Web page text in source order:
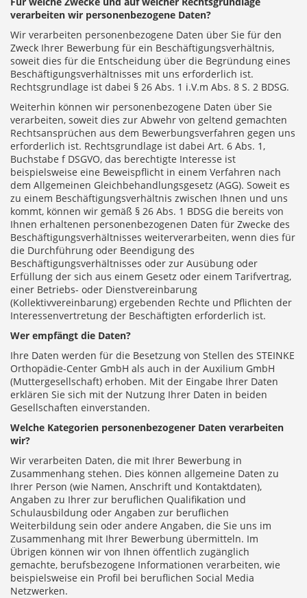
verarbeiten wir personenbezogene Daten?
Wir verarbeiten personenbezogene Daten über Sie für den
Zweck Ihrer Bewerbung für ein Beschäftigungsverhältnis,
soweit dies für die Entscheidung über die Begründung eines
Beschäftigungsverhältnisses mit uns erforderlich ist.
Rechtsgrundlage ist dabei § 26 Abs. 1 i.V.m Abs. 8 S. 2 BDSG.
Weiterhin können wir personenbezogene Daten über Sie
verarbeiten, soweit dies zur Abwehr von geltend gemachten
Rechtsansprüchen aus dem Bewerbungsverfahren gegen uns
erforderlich ist. Rechtsgrundlage ist dabei Art. 6 Abs. 1,
Buchstabe f DSGVO, das berechtigte Interesse ist
beispielsweise eine Beweispflicht in einem Verfahren nach
dem Allgemeinen Gleichbehandlungsgesetz (AGG). Soweit es
zu einem Beschäftigungsverhältnis zwischen Ihnen und uns
kommt, können wir gemäß § 26 Abs. 1 BDSG die bereits von
Ihnen erhaltenen personenbezogenen Daten für Zwecke des
Beschäftigungsverhältnisses weiterverarbeiten, wenn dies für
die Durchführung oder Beendigung des
Beschäftigungsverhältnisses oder zur Ausübung oder
Erfüllung der sich aus einem Gesetz oder einem Tarifvertrag,
einer Betriebs- oder Dienstvereinbarung
(Kollektivvereinbarung) ergebenden Rechte und Pflichten der
Interessenvertretung der Beschäftigten erforderlich ist.
Wer empfängt die Daten?
Ihre Daten werden für die Besetzung von Stellen des STEINKE
Orthopädie-Center GmbH als auch in der Auxilium GmbH
(Muttergesellschaft) erhoben. Mit der Eingabe Ihrer Daten
erklären Sie sich mit der Nutzung Ihrer Daten in beiden
Gesellschaften einverstanden.
Welche Kategorien personenbezogener Daten verarbeiten
wir?
Wir verarbeiten Daten, die mit Ihrer Bewerbung in
Zusammenhang stehen. Dies können allgemeine Daten zu
Ihrer Person (wie Namen, Anschrift und Kontaktdaten),
Angaben zu Ihrer zur beruflichen Qualifikation und
Schulausbildung oder Angaben zur beruflichen
Weiterbildung sein oder andere Angaben, die Sie uns im
Zusammenhang mit Ihrer Bewerbung übermitteln. Im
Übrigen können wir von Ihnen öffentlich zugänglich
gemachte, berufsbezogene Informationen verarbeiten, wie
beispielsweise ein Profil bei beruflichen Social Media
Netzwerken.